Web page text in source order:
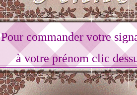
Pour commander votre
à votre prénom clic